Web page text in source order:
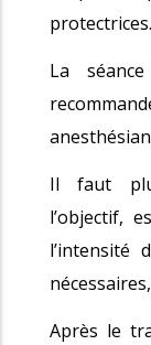
protectrices.
La
Il faut
l’objectif,
l’intensité
Après le